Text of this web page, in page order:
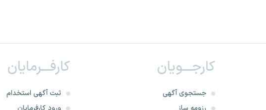
شرکت سیمان صوفیان
شرکت برق استان قم
کارجـــویان
جستجوی آگهی
کارفـــرمایان
ثبت آگهی استخدام